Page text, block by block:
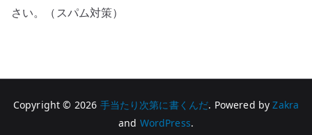
さい。（スパム対策）
Copyright © 2026 手当たり次第に書くんだ. Powered byZakra
and WordPress.